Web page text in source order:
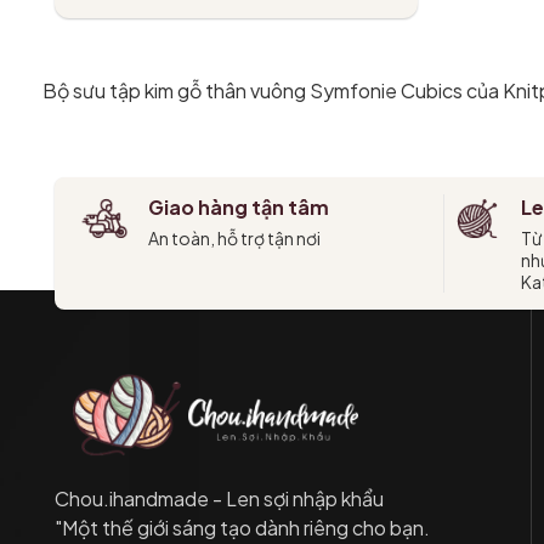
Bộ sưu tập kim gỗ thân vuông Symfonie Cubics của
Giao hàng tận tâm
An toàn, hỗ trợ tận nơi
Chou.ihandmade - Len sợi nhập khẩu
"Một thế giới sáng tạo dành riêng cho bạn.